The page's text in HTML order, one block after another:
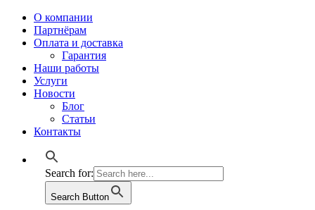
О компании
Партнёрам
Оплата и доставка
Гарантия
Наши работы
Услуги
Новости
Блог
Статьи
Контакты
Search for:
Search Button